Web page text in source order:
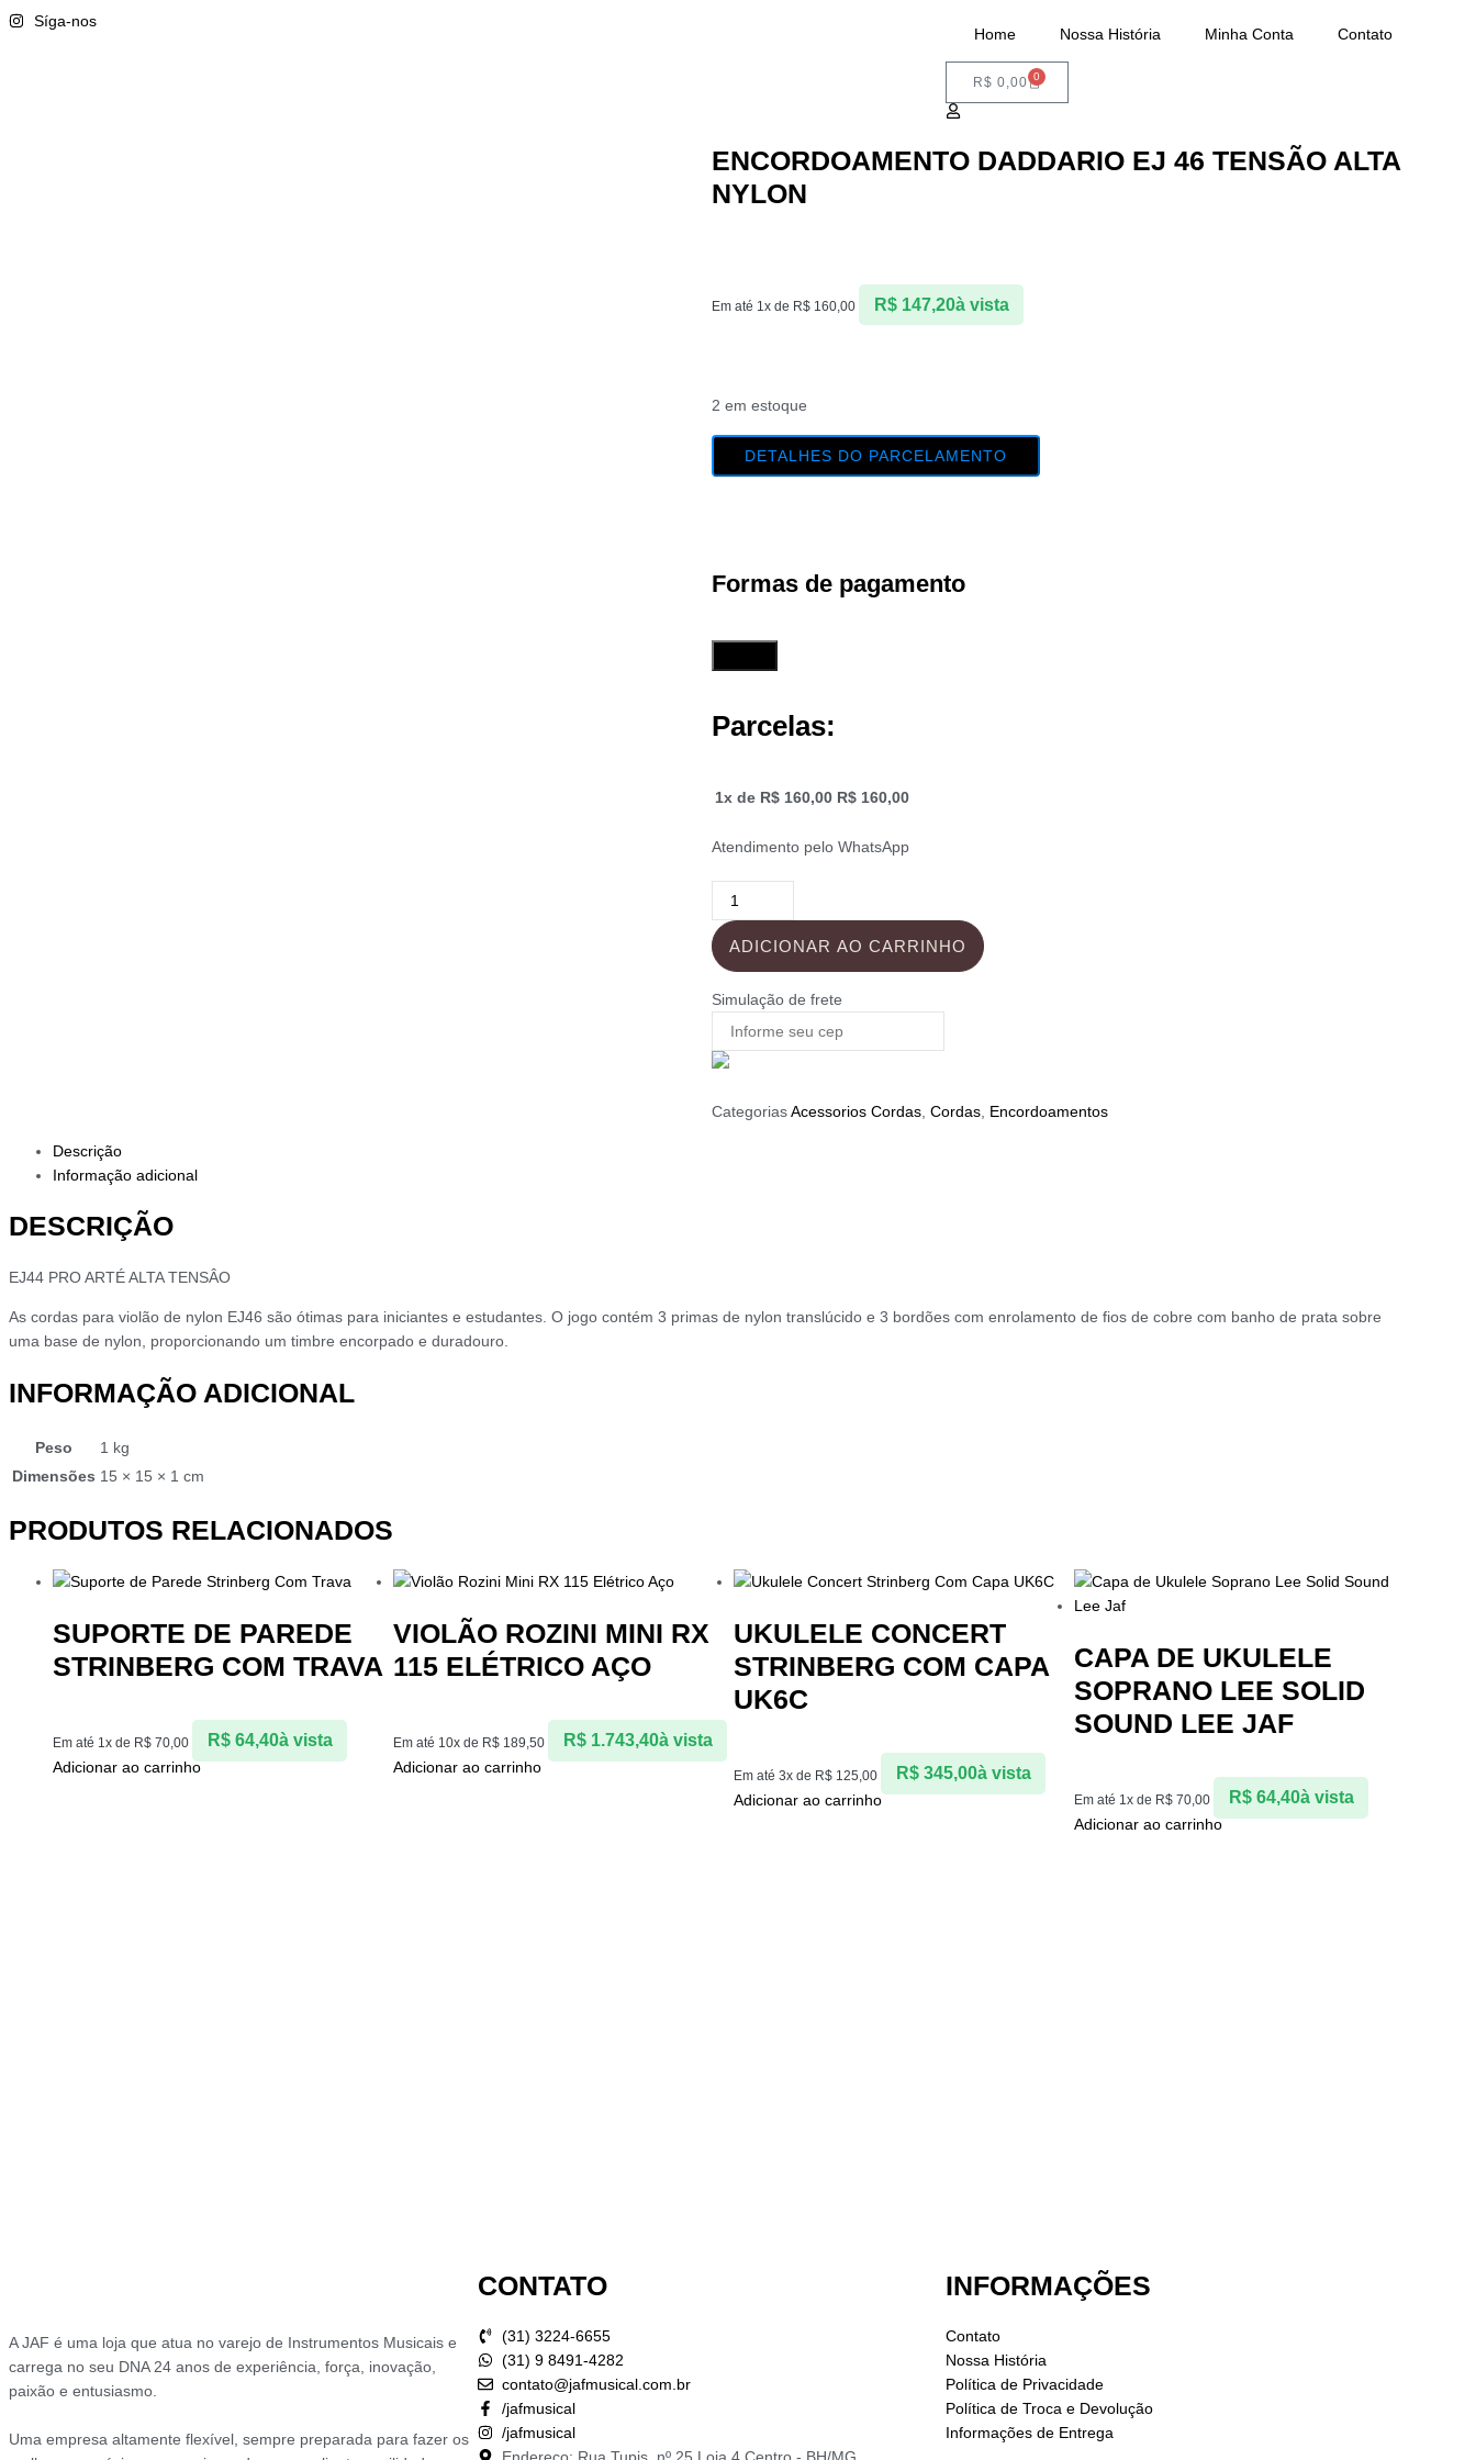
Síga-nos
WhatsApp: (31) 98491-4282
Home Nossa História Minha Conta Contato
R$ 0,00 0
ENCORDOAMENTO DADDARIO EJ 46 TENSÃO ALTA
NYLON
Em até 1x de R$ 160,00 R$147,20à vista
2 em estoque
DETALHES DO PARCELAMENTO
Formas de pagamento
Parcelas:
1x de R$ 160,00 R$ 160,00
Atendimento pelo WhatsApp
ADICIONAR AO CARRINHO
Simulação de frete
CategoriasAcessorios Cordas Cordas Encordoamentos
Descrição
Informação adicional
DESCRIÇÃO
EJ44 PRO ARTÉ ALTA TENSÂO
As cordas para violão de nylon EJ46 são ótimas para iniciantes e estudantes. O jogo contém 3 primas de nylon translúcido e 3 bordões com enrolamento de fios de cobre com banho de prata sobre
uma base de nylon, proporcionando um timbre encorpado e duradouro.
INFORMAÇÃO ADICIONAL
Peso
1 kg
Dimensões 15 × 15 × 1 cm
PRODUTOS RELACIONADOS
SUPORTE DE PAREDE
STRINBERG COM TRAVA
Em até 1x de R$ 70,00 R$64,40à vista
Adicionar ao carrinho
VIOLÃO ROZINI MINI RX
115 ELÉTRICO AÇO
Em até 10x de R$ 189,50 R$1.743,40à vista
Adicionar ao carrinho
UKULELE CONCERT
STRINBERG COM CAPA
UK6C
Em até 3x de R$ 125,00 R$345,00à vista
Adicionar ao carrinho
CAPA DE UKULELE
SOPRANO LEE SOLID
SOUND LEE JAF
Em até 1x de R$ 70,00 R$64,40à vista
Adicionar ao carrinho
A JAF é uma loja que atua no varejo de Instrumentos Musicais e
carrega no seu DNA 24 anos de experiência, força, inovação,
paixão e entusiasmo.
Uma empresa altamente flexível, sempre preparada para fazer os
CONTATO
(31) 3224-6655
(31) 9 8491-4282
contato@jafmusical.com.br
/jafmusical
/jafmusical
Endereço: Rua Tupis, nº 25 Loja 4 Centro - BH/MG
INFORMAÇÕES
Contato
Nossa História
Política de Privacidade
Política de Troca e Devolução
Informações de Entrega